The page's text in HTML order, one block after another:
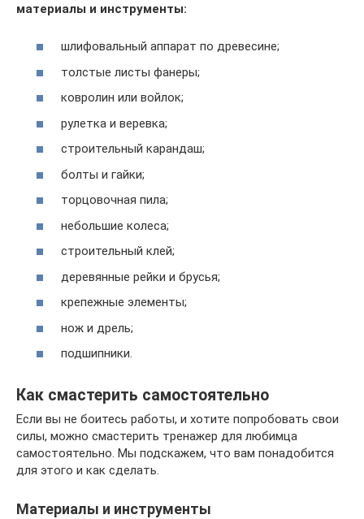
материалы и инструменты:
шлифовальный аппарат по древесине;
толстые листы фанеры;
ковролин или войлок;
рулетка и веревка;
строительный карандаш;
болты и гайки;
торцовочная пила;
небольшие колеса;
строительный клей;
деревянные рейки и брусья;
крепежные элементы;
нож и дрель;
подшипники.
Как смастерить самостоятельно
Если вы не боитесь работы, и хотите попробовать свои
силы, можно смастерить тренажер для любимца
самостоятельно. Мы подскажем, что вам понадобится
для этого и как сделать.
Материалы и инструменты